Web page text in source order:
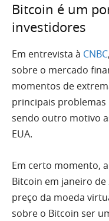
Bitcoin é um
investidores
Em entrevista à CNBC
sobre o mercado
momentos de
principais
sendo outro motivo
EUA.
Em certo momento,
Bitcoin em janeiro de
preço da moeda
sobre o Bitcoin ser